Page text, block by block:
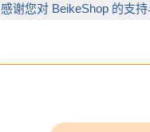
感谢您对 BeikeShop 的支